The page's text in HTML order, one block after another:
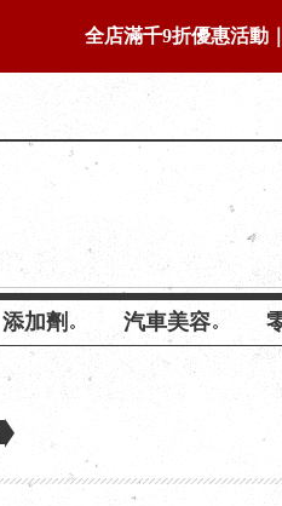
全店滿千9折優惠活動
添加劑 汽車美容